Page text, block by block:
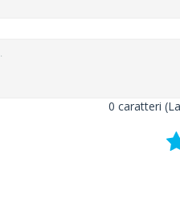
0 caratteri